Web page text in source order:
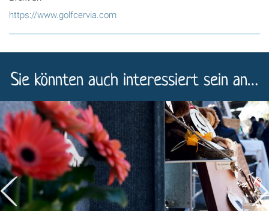
https://www.golfcervia.com
Sie könnten auch interessiert sein an…